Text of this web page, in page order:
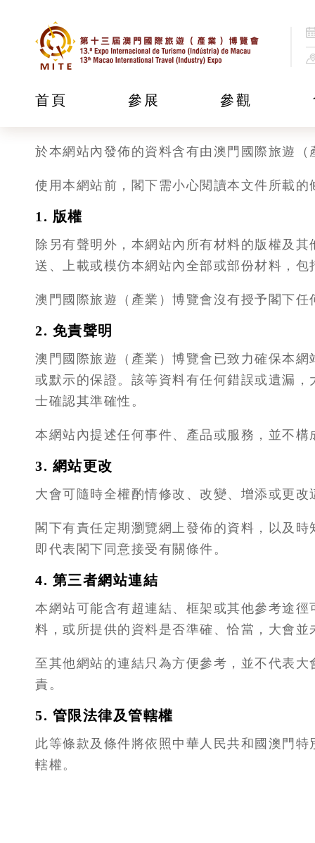
首頁 參展 參觀
於本網站內發佈的資料含有由澳門國際旅遊
使用本網站前，閣下需小心閱讀本文件所載
1. 版權
除另有聲明外，本網站內所有材料的版權及
送、上載或模仿本網站內全部或部份材料，
澳門國際旅遊（產業）博覽會沒有授予閣下
2. 免責聲明
澳門國際旅遊（產業）博覽會已致力確保本
或默示的保證。該等資料有任何錯誤或遺漏
士確認其準確性。
本網站內提述任何事件、產品或服務，並不
3. 網站更改
大會可隨時全權酌情修改、改變、增添或更
閣下有責任定期瀏覽網上發佈的資料，以及
即代表閣下同意接受有關條件。
4. 第三者網站連結
本網站可能含有超連結、框架或其他參考途
料，或所提供的資料是否準確、恰當，大會並
至其他網站的連結只為方便參考，並不代表
責。
5. 管限法律及管轄權
此等條款及條件將依照中華人民共和國澳門
轄權。